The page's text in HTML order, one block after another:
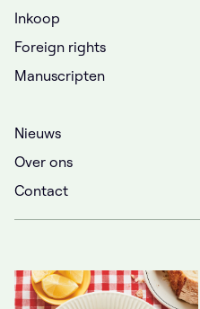
Inkoop
Foreign rights
Manuscripten
Nieuws
Over ons
Contact